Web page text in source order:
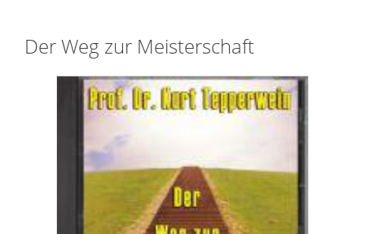
Der Weg zur Meisterschaft